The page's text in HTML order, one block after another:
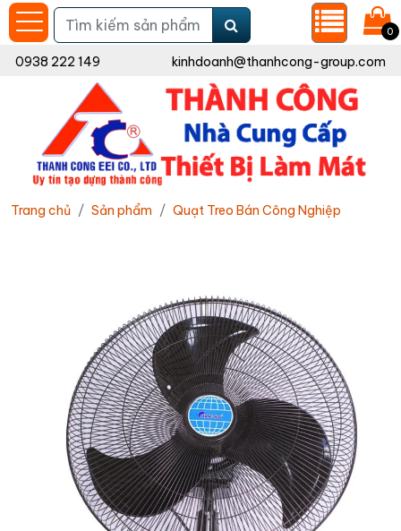
0
0938 222 149 kinhdoanh@thanhcong-group.com
Trang chủ Sản phẩm Quạt Treo Bán Công Nghiệp